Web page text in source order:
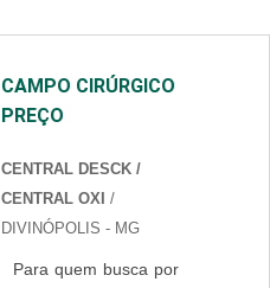
CAMPO CIRÚRGICO
PREÇO
CENTRAL DESCK /
CENTRAL OXI /
DIVINÓPOLIS - MG
Para quem busca por